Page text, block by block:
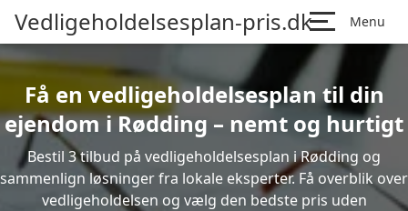
Vedligeholdelsesplan-pris.dk Menu
Få en vedligeholdelsesplan til din
ejendom i Rødding – nemt og hurtigt
Bestil 3 tilbud på vedligeholdelsesplan i Rødding og
sammenlign løsninger fra lokale eksperter. Få overblik over
vedligeholdelsen og vælg den bedste pris uden